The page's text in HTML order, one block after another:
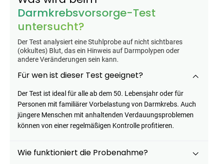
Darmkrebsvorsorge-Test
untersucht?
Der Test analysiert eine Stuhlprobe auf nicht sichtbares
(okkultes) Blut, das ein Hinweis auf Darmpolypen oder
andere Veränderungen sein kann.
Für wen ist dieser Test geeignet?
Der Test ist ideal für alle ab dem 50. Lebensjahr oder für
Personen mit familiärer Vorbelastung von Darmkrebs. Auch
jüngere Menschen mit anhaltenden Verdauungsproblemen
können von einer regelmäßigen Kontrolle profitieren.
Wie funktioniert die Probenahme?